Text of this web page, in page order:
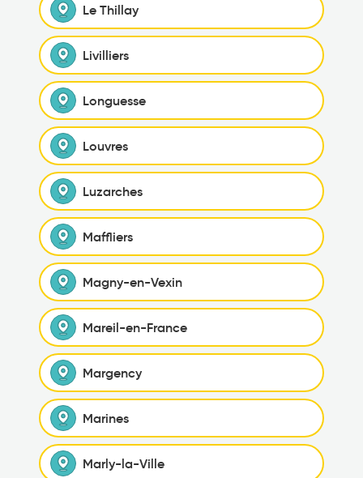
Le Thillay
Livilliers
Longuesse
Louvres
Luzarches
Maffliers
Magny-en-Vexin
Mareil-en-France
Margency
Marines
Marly-la-Ville